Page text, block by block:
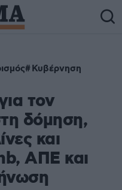
Κυβέρνηση
τον
δόμηση,
και
ΑΠΕ και